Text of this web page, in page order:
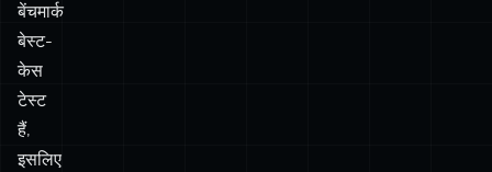
बेंचमार्क
बेस्ट-
केस
टेस्ट
हैं,
इसलिए